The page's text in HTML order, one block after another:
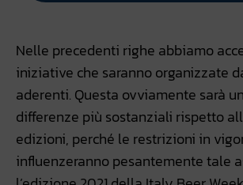
Nelle precedenti righe abbiamo
iniziative che saranno organizzate
aderenti. Questa ovviamente sarà
differenze più sostanziali rispetto
edizioni, perché le restrizioni in
influenzeranno pesantemente tale